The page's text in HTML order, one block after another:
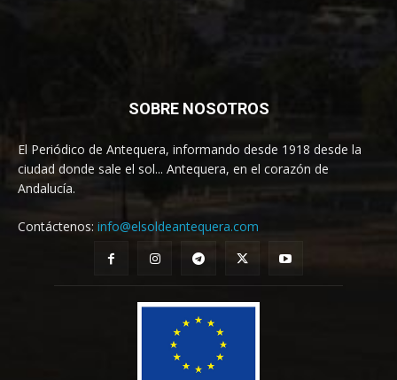
SOBRE NOSOTROS
El Periódico de Antequera, informando desde 1918 desde la
ciudad donde sale el sol... Antequera, en el corazón de
Andalucía.
Contáctenos: info@elsoldeantequera.com